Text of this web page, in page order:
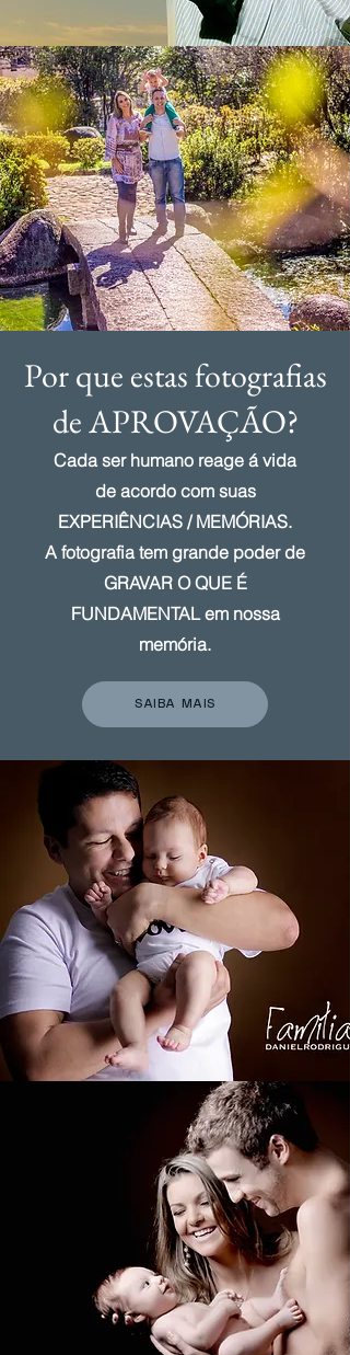
Por que estas fotografias
de APROVAÇÃO?
Cada ser humano reage á vida
de acordo com suas
EXPERIÊNCIAS / MEMÓRIAS.
A fotografia tem grande poder de
GRAVAR O QUE É
FUNDAMENTAL em nossa
memória.
SAIBA MAIS